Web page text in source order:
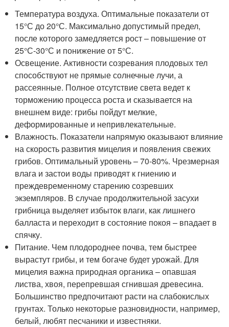
Температура воздуха. Оптимальные показатели от
15°С до 20°С. Максимально допустимый предел,
после которого замедляется рост – повышение от
25°С-30°С и понижение от 5°С.
Освещение. Активности созревания плодовых тел
способствуют не прямые солнечные лучи, а
рассеянные. Полное отсутствие света ведет к
торможению процесса роста и сказывается на
внешнем виде: грибы пойдут мелкие,
деформированные и непривлекательные.
Влажность. Показатели напрямую оказывают влияние
на скорость развития мицелия и появления свежих
грибов. Оптимальный уровень – 70-80%. Чрезмерная
влага и застои воды приводят к гниению и
преждевременному старению созревших
экземпляров. В случае продолжительной засухи
грибница выделяет избыток влаги, как лишнего
балласта и переходит в состояние покоя – впадает в
спячку.
Питание. Чем плодороднее почва, тем быстрее
вырастут грибы, и тем богаче будет урожай. Для
мицелия важна природная органика – опавшая
листва, хвоя, перепревшая сгнившая древесина.
Большинство предпочитают расти на слабокислых
грунтах. Только некоторые разновидности, например,
белый, любят песчаники и известняки.